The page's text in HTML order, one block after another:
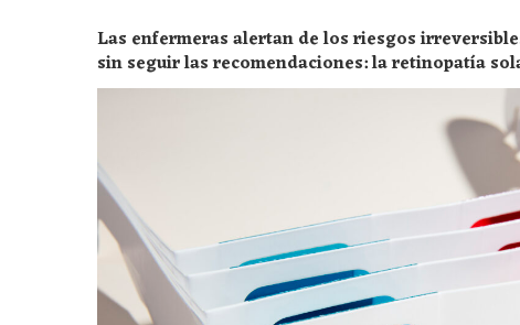
Las enfermeras alertan de los riesgos
sin seguir las recomendaciones: la retinopatía
peligros